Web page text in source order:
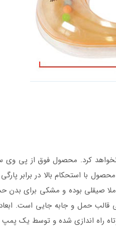
کرد. محصول فوق از پی وی
با استحکام بالا در برابر
صیقلی بوده و مشکی برای
قالب حمل و جابه جایی است.
اندازی شده و توسط یک پمپ